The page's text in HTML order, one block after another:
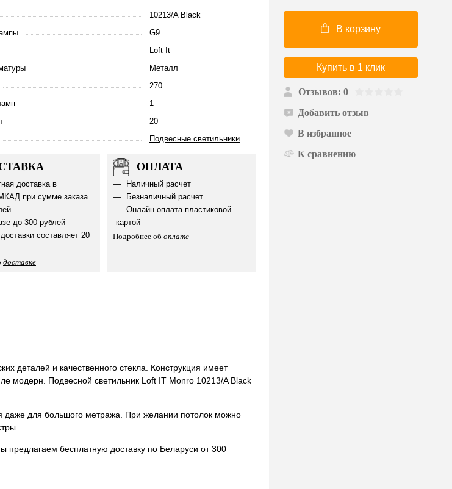
10213/A Black
G9
Loft It
Металл
270
1
20
Подвесные светильники
доставка в
при сумме заказа
до 300 рублей
составляет 20
доставке
ОПЛАТА
Наличный расчет
Безналичный расчет
Онлайн оплата пластиковой
картой
Подробнее об оплате
деталей и качественного стекла. Конструкция имеет
модерн. Подвесной светильник Loft IT Monro 10213/A Black
даже для большого метража. При желании потолок можно
предлагаем бесплатную доставку по Беларуси от 300
В корзину
Купить в 1 клик
Отзывов: 0
Добавить отзыв
В избранное
К сравнению